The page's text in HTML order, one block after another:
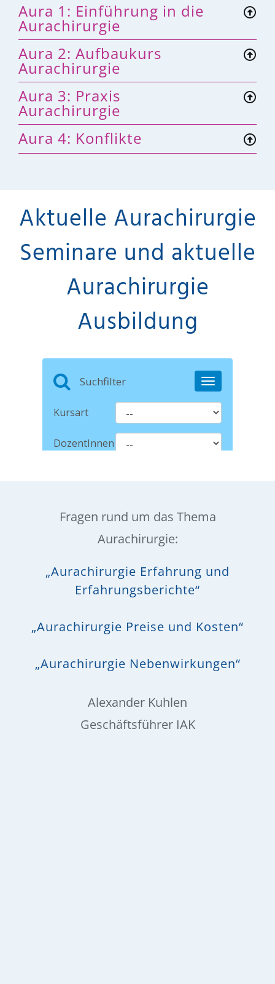
Aura 1: Einführung in die
Aurachirurgie
Aura 2: Aufbaukurs
Aurachirurgie
Aura 3: Praxis
Aurachirurgie
Aura 4: Konflikte
Aktuelle Aurachirurgie
Seminare und aktuelle
Aurachirurgie
Ausbildung
Fragen rund um das Thema
Aurachirurgie:
„Aurachirurgie Erfahrung und
Erfahrungsberichte“
„Aurachirurgie Preise und Kosten“
„Aurachirurgie Nebenwirkungen“
Alexander Kuhlen
Geschäftsführer IAK